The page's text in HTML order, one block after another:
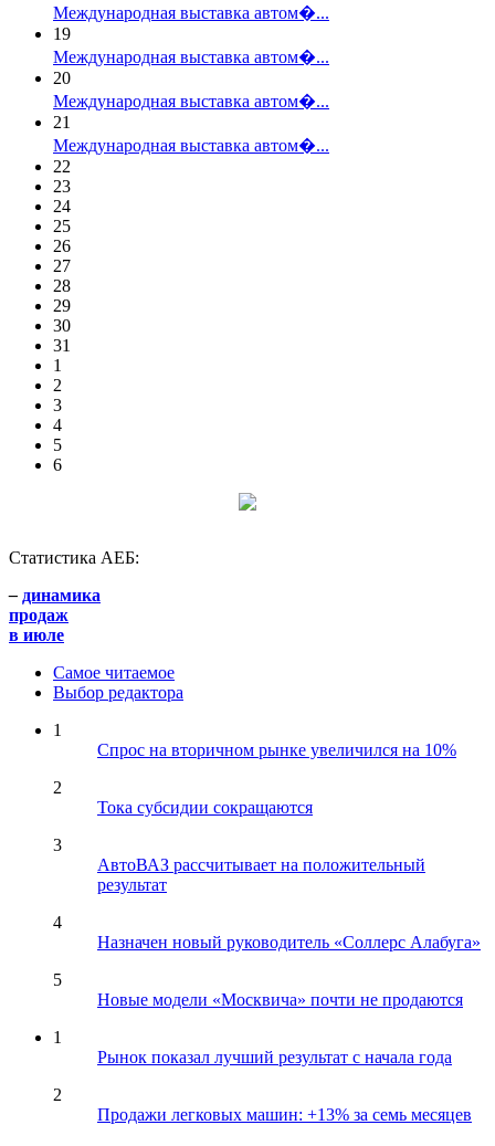
Международная выставка автом�...
19
Международная выставка автом�...
20
Международная выставка автом�...
21
Международная выставка автом�...
22
23
24
25
26
27
28
29
30
31
1
2
3
4
5
6
Статистика АЕБ:
– динамика
продаж
в июле
Самое читаемое
Выбор редактора
1
Спрос на вторичном рынке увеличился на 10%
2
Тока субсидии сокращаются
3
АвтоВАЗ рассчитывает на положительный
результат
4
Назначен новый руководитель «Соллерс Алабуга»
5
Новые модели «Москвича» почти не продаются
1
Рынок показал лучший результат с начала года
2
Продажи легковых машин: +13% за семь месяцев